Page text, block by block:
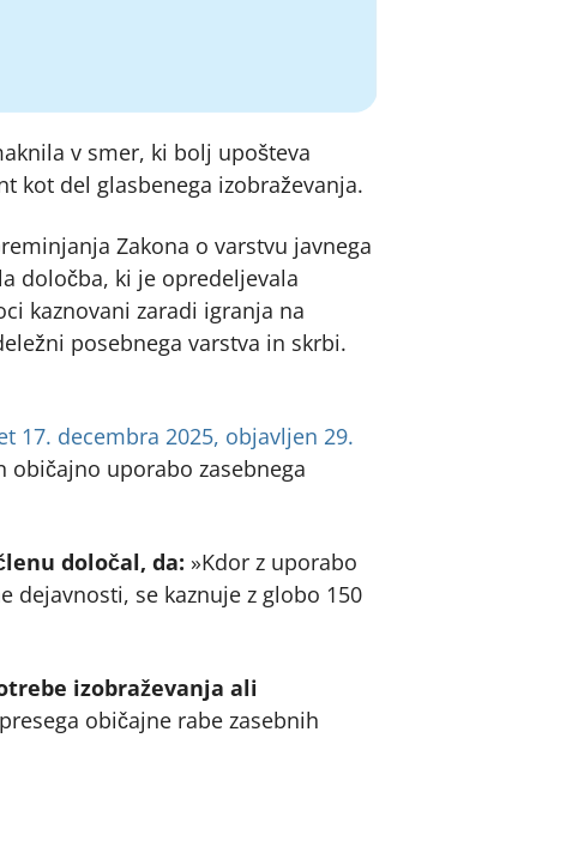
v smer, ki bolj upošteva
kot del glasbenega izobraževanja.
Zakona o varstvu javnega
določba, ki je opredeljevala
kaznovani zaradi igranja na
posebnega varstva in skrbi.
17. decembra 2025, objavljen 29.
običajno uporabo zasebnega
določal, da: »Kdor z uporabo
se kaznuje z globo 150
izobraževanja ali
običajne rabe zasebnih